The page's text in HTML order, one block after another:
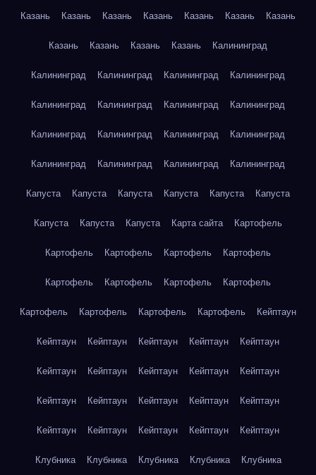
Казань Казань Казань Казань Казань Казань Казань
Казань Казань Казань Казань Калининград
Калининград Калининград Калининград Калининград
Калининград Калининград Калининград Калининград
Калининград Калининград Калининград Калининград
Калининград Калининград Калининград Калининград
Капуста Капуста Капуста Капуста Капуста Капуста
Капуста Капуста Капуста Карта сайта Картофель
Картофель Картофель Картофель Картофель
Картофель Картофель Картофель Картофель
Картофель Картофель Картофель Картофель Кейптаун
Кейптаун Кейптаун Кейптаун Кейптаун Кейптаун
Кейптаун Кейптаун Кейптаун Кейптаун Кейптаун
Кейптаун Кейптаун Кейптаун Кейптаун Кейптаун
Кейптаун Кейптаун Кейптаун Кейптаун Кейптаун
Клубника Клубника Клубника Клубника Клубника